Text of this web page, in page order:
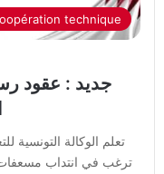
technique
جديد : عقود
تعلم الوكالة
ترغب في انتداب